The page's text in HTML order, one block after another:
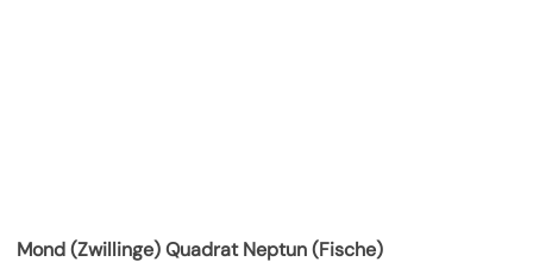
Mond (Zwillinge) Quadrat Neptun (Fische)